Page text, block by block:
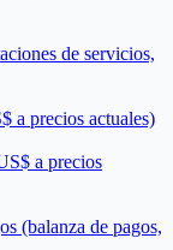
de servicios,
a precios actuales)
a precios
(balanza de pagos,